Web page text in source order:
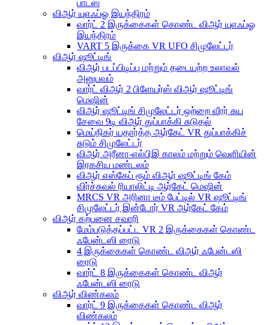
பாட்ஸ்
விஆர் யுஎஃப்ஓ இயந்திரம்
வார்ட் 2 இருக்கைகள் கொண்ட விஆர் யுஎஃப்ஓ
இயந்திரம்
VART 5 இருக்கை VR UFO சிமுலேட்டர்
விஆர் ஷூட்டிங்
விஆர் படப்பிடிப்பு மற்றும் தடையற்ற உலாவல்
அனுபவம்
வார்ட் விஆர் 2 பிளேயர்ஸ் விஆர் ஷூட்டிங்
மெஷின்
விஆர் ஷூட்டிங் சிமுலேட்டர் ஒற்றை வீரர் சுய
சேவை 9டி விஆர் துப்பாக்கி சுடுதல்
மெய்நிகர் யதார்த்த ஆர்கேட் VR துப்பாக்கிச்
சுடும் சிமுலேட்டர்
விஆர் அரீனா-எல்பிஇ காலம் மற்றும் வெளியின்
இரகசிய மண்டலம்
விஆர் எஸ்கேப் ரூம் விஆர் ஷூட்டிங் கேம்
விர்ச்சுவல் ரியாலிட்டி ஆர்கேட் மெஷின்
MRCS VR அரினா டீம் பேட்டில் VR ஷூட்டிங்
சிமுலேட்டர் இன்டோர் VR ஆர்கேட் கேம்
விஆர் கற்பனை சவாரி
மேம்படுத்தப்பட்ட VR 2 இருக்கைகள் கொண்ட
ஃபேன்டஸி ரைடு
4 இருக்கைகள் கொண்ட விஆர் ஃபேன்டஸி
ரைடு
வார்ட் 8 இருக்கைகள் கொண்ட விஆர்
ஃபேன்டஸி ரைடு
விஆர் விண்கலம்
வார்ட் 9 இருக்கைகள் கொண்ட விஆர்
விண்கலம்